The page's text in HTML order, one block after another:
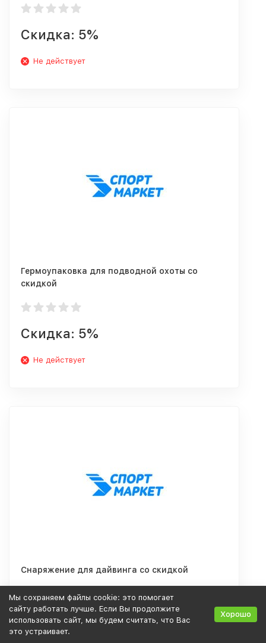
Скидка: 5%
Не действует
Гермоупаковка для подводной охоты со
скидкой
Скидка: 5%
Не действует
Снаряжение для дайвинга со скидкой
Скидка: 5%
Мы сохраняем файлы cookie: это помогает
сайту работать лучше. Если Вы продолжите
использовать сайт, мы будем считать, что Вас
это устраивает.
Хорошо